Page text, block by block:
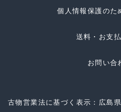
個人情報保護のた
送料・お支
お問い合
古物営業法に基づく表示：広島